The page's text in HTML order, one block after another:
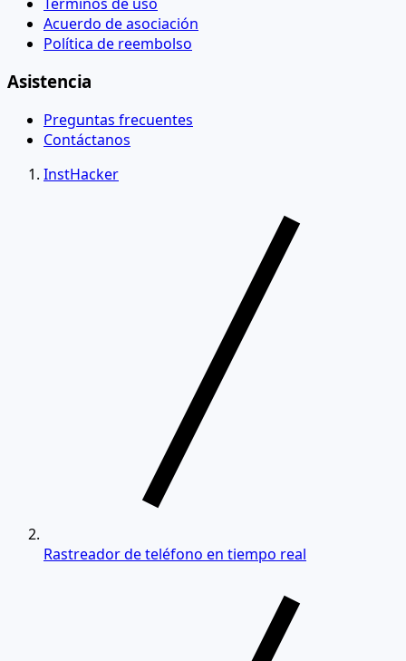
Acuerdo de asociación
Política de reembolso
Asistencia
Preguntas frecuentes
Contáctanos
InstHacker
Rastreador de teléfono en tiempo real